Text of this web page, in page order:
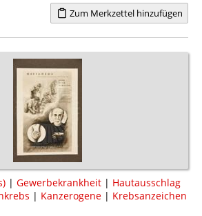
Zum Merkzettel hinzufügen
| Gewerbekrankheit | Hautausschlag
| Kanzerogene | Krebsanzeichen